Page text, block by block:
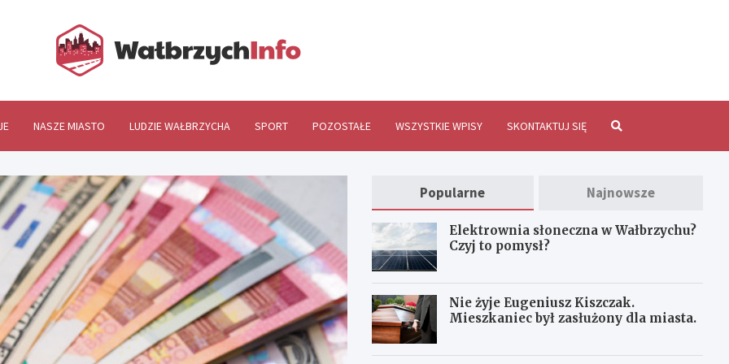
NASZE MIASTO LUDZIE WAŁBRZYCHA SPORT POZOSTAŁE WSZYSTKIE WPISY SKONTAKTUJ SIĘ
Popularne Najnowsze
Elektrownia słoneczna w Wałbrzychu?
Czyj to pomysł?
Nie żyje Eugeniusz Kiszczak.
Mieszkaniec był zasłużony dla miasta.